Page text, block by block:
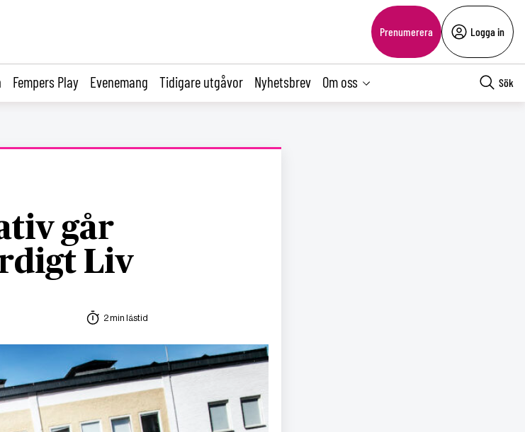
Prenumerera Logga in
Fempers Play Evenemang Tidigare utgåvor Nyhetsbrev Om oss Sök
går
Liv
2 min lästid